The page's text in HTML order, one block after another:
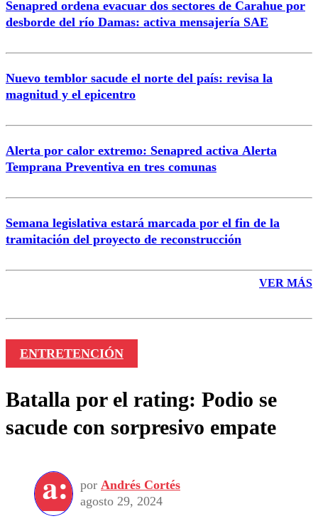
Correo
Senapred ordena evacuar dos sectores de Carahue por
desborde del río Damas: activa mensajería SAE
Nuevo temblor sacude el norte del país: revisa la
magnitud y el epicentro
Alerta por calor extremo: Senapred activa Alerta
Temprana Preventiva en tres comunas
Semana legislativa estará marcada por el fin de la
tramitación del proyecto de reconstrucción
VER MÁS
ENTRETENCIÓN
Batalla por el rating: Podio se
sacude con sorpresivo empate
por Andrés Cortés
agosto 29, 2024